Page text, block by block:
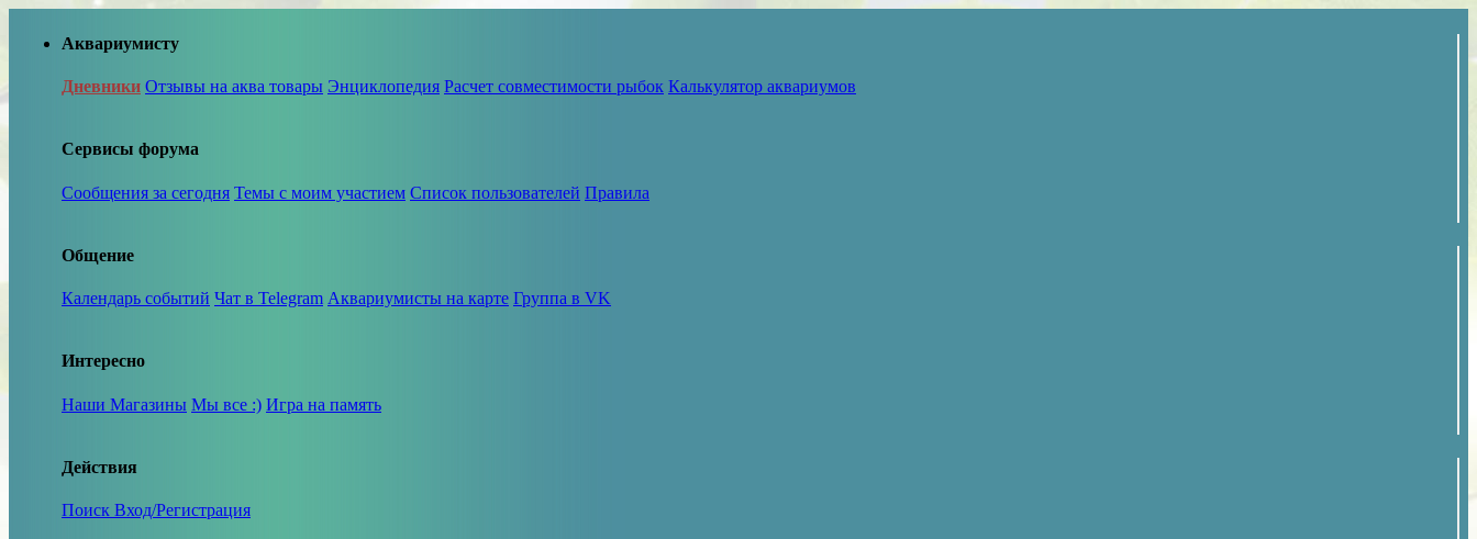
Аквариумисту
Дневники Отзывы на аква товары Энциклопедия Расчет совместимости рыбок Калькулятор аквариумов
Сервисы форума
Сообщения за сегодня Темы с моим участием Список пользователей Правила
Общение
Календарь событий Чат в Telegram Аквариумисты на карте Группа в VK
Интересно
Наши Магазины Мы все :) Игра на память
Действия
Поиск Вход/Регистрация